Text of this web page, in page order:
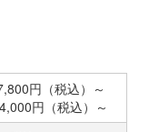
円（税込）～
円（税込）～